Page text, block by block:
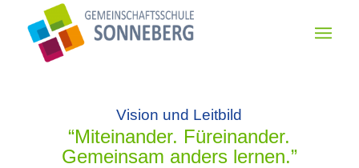
Vision und Leitbild
“Miteinander. Füreinander.
Gemeinsam anders lernen.”